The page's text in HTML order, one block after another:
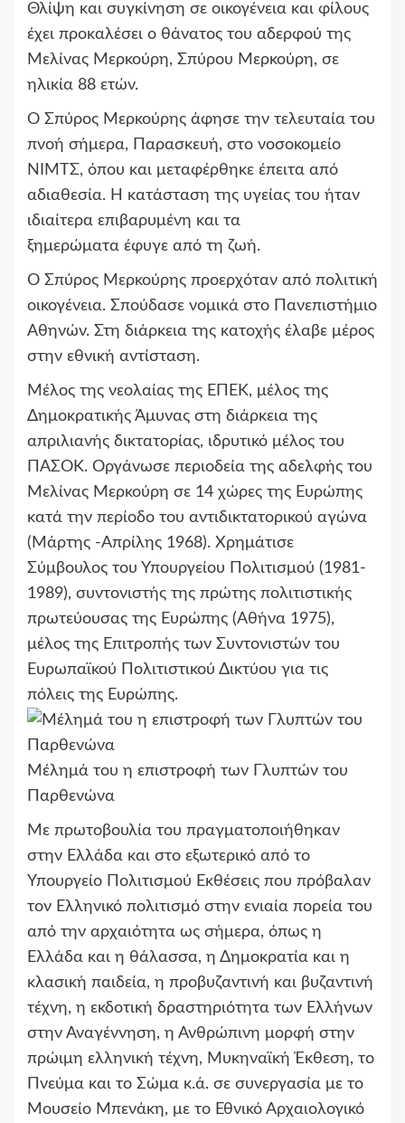
Θλίψη και συγκίνηση σε οικογένεια και φίλους
έχει προκαλέσει ο θάνατος του αδερφού της
Μελίνας Μερκούρη, Σπύρου Μερκούρη, σε
ηλικία 88 ετών.
Ο Σπύρος Μερκούρης άφησε την τελευταία του
πνοή σήμερα, Παρασκευή, στο νοσοκομείο
ΝΙΜΤΣ, όπου και μεταφέρθηκε έπειτα από
αδιαθεσία. Η κατάσταση της υγείας του ήταν
ιδιαίτερα επιβαρυμένη και τα
ξημερώματα έφυγε από τη ζωή.
Ο Σπύρος Μερκούρης προερχόταν από πολιτική
οικογένεια. Σπούδασε νομικά στο Πανεπιστήμιο
Αθηνών. Στη διάρκεια της κατοχής έλαβε μέρος
στην εθνική αντίσταση.
Μέλος της νεολαίας της ΕΠΕΚ, μέλος της
Δημοκρατικής Άμυνας στη διάρκεια της
απριλιανής δικτατορίας, ιδρυτικό μέλος του
ΠΑΣΟΚ. Οργάνωσε περιοδεία της αδελφής του
Μελίνας Μερκούρη σε 14 χώρες της Ευρώπης
κατά την περίοδο του αντιδικτατορικού αγώνα
(Μάρτης -Απρίλης 1968). Χρημάτισε
Σύμβουλος του Υπουργείου Πολιτισμού (1981-
1989), συντονιστής της πρώτης πολιτιστικής
πρωτεύουσας της Ευρώπης (Αθήνα 1975),
μέλος της Επιτροπής των Συντονιστών του
Ευρωπαϊκού Πολιτιστικού Δικτύου για τις
πόλεις της Ευρώπης.
Μέλημά του η επιστροφή των Γλυπτών του
Παρθενώνα
Με πρωτοβουλία του πραγματοποιήθηκαν
στην Ελλάδα και στο εξωτερικό από το
Υπουργείο Πολιτισμού Εκθέσεις που πρόβαλαν
τον Ελληνικό πολιτισμό στην ενιαία πορεία του
από την αρχαιότητα ως σήμερα, όπως η
Ελλάδα και η θάλασσα, η Δημοκρατία και η
κλασική παιδεία, η προβυζαντινή και βυζαντινή
τέχνη, η εκδοτική δραστηριότητα των Ελλήνων
στην Αναγέννηση, η Ανθρώπινη μορφή στην
πρώιμη ελληνική τέχνη, Μυκηναϊκή Έκθεση, το
Πνεύμα και το Σώμα κ.ά. σε συνεργασία με το
Μουσείο Μπενάκη, με το Εθνικό Αρχαιολογικό